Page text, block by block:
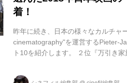
着！
昨年に続き、日本の様々なカルチャ
cinematography"を運営するPieter-
ト10を紹介します。 ２位『万引き
『アイスと雨音』でした。 予定し